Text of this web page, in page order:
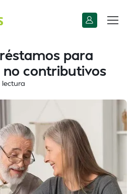
para
no contributivos
lectura